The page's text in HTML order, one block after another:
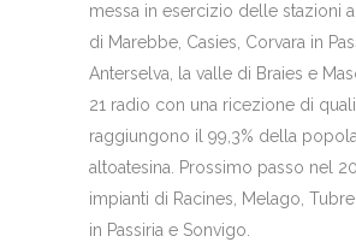
messa in esercizio delle stazioni
di Marebbe, Casies, Corvara in
Anterselva, la valle di Braies e
21 radio con una ricezione di
raggiungono il 99,3% della
altoatesina. Prossimo passo nel
impianti di Racines, Melago,
in Passiria e Sonvigo.